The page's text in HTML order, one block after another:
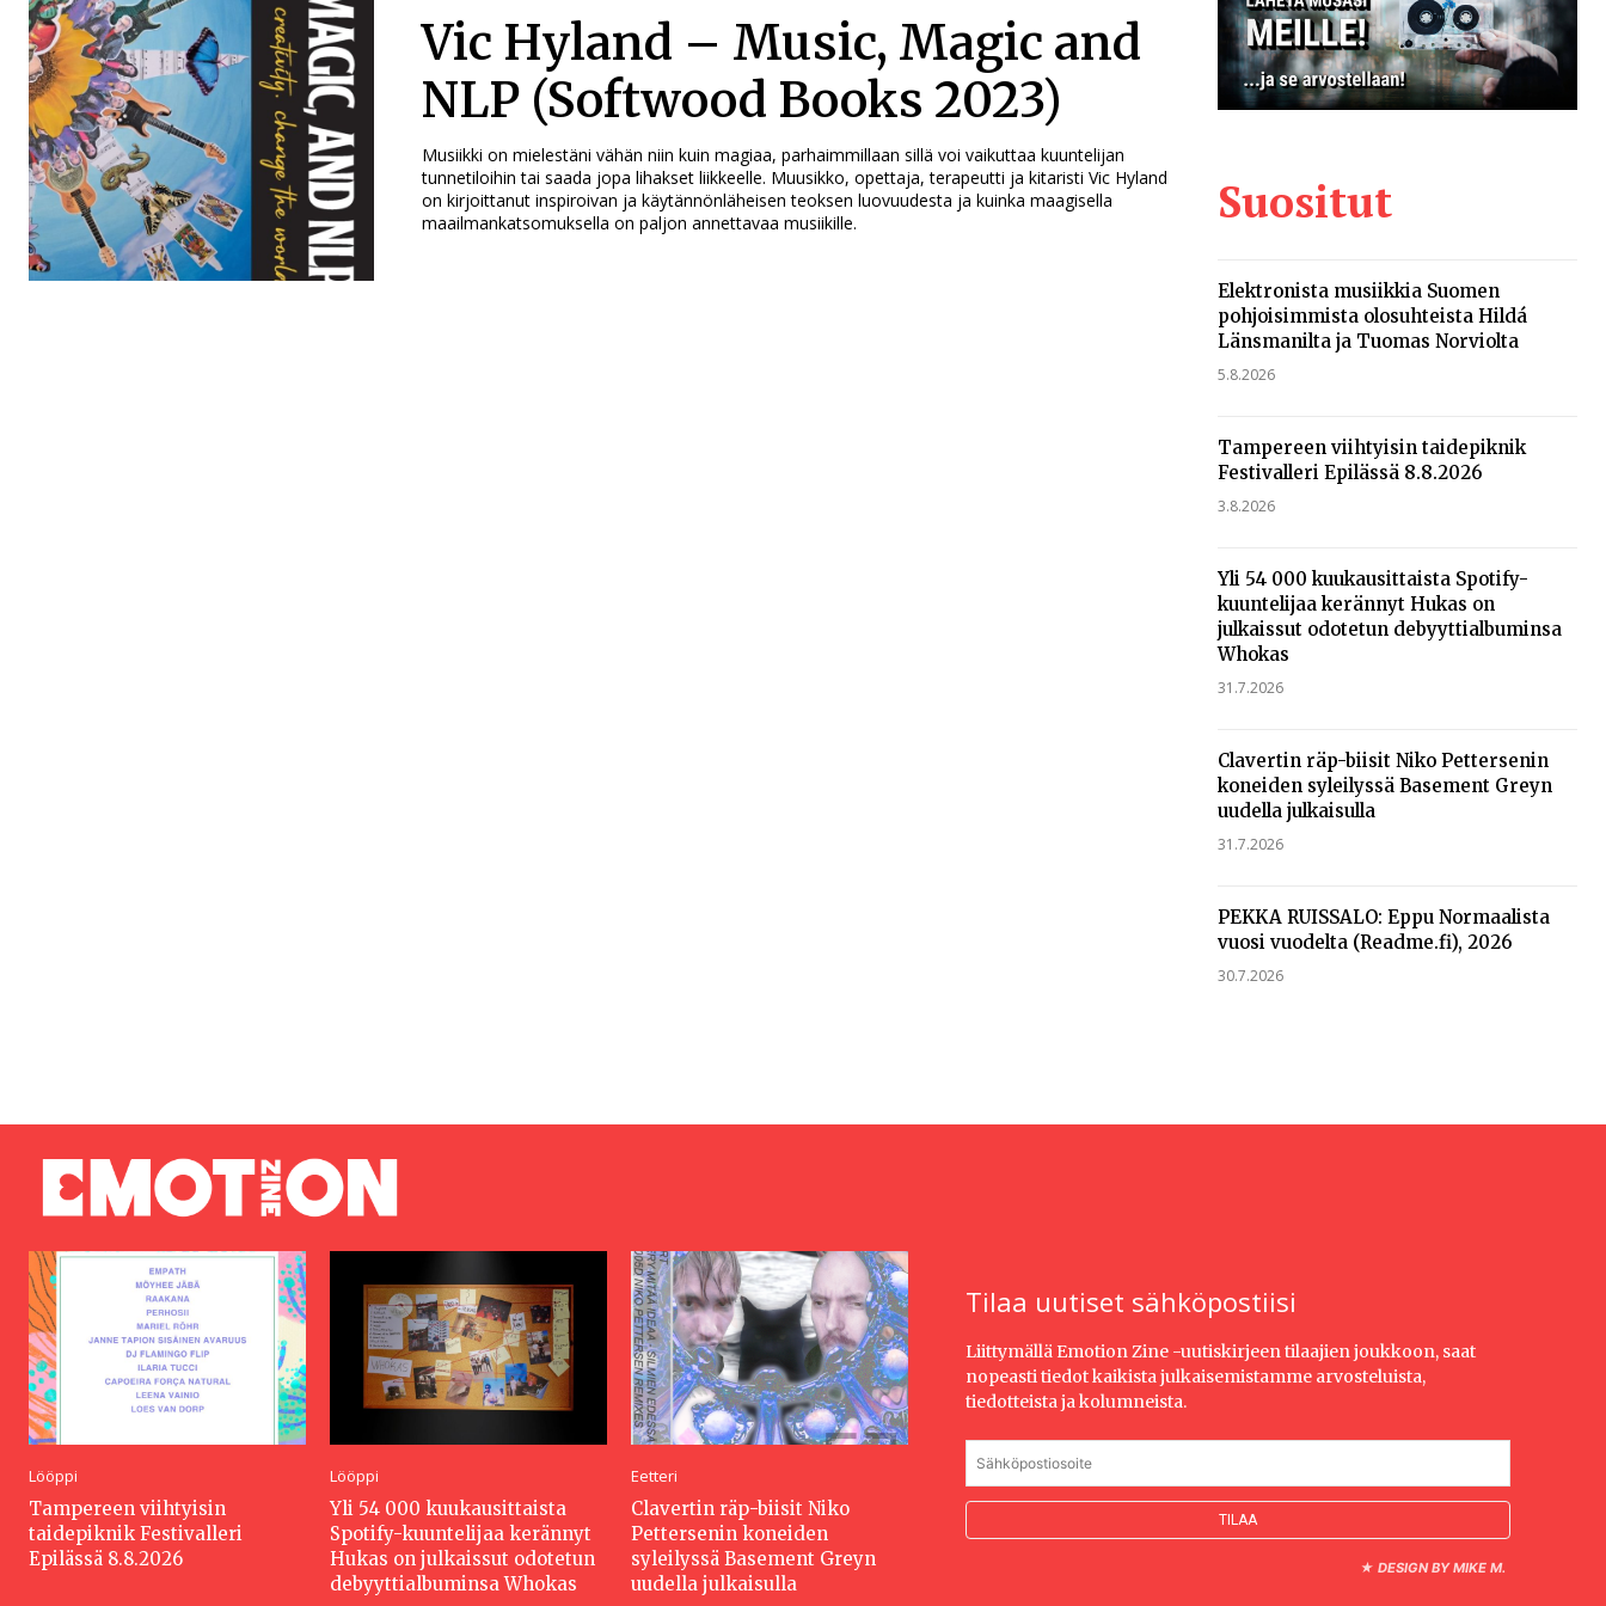
Vic Hyland – Music, Magic and
NLP (Softwood Books 2023)
Musiikki on mielestäni vähän niin kuin magiaa, parhaimmillaan sillä voi vaikuttaa kuuntelijan
tunnetiloihin tai saada jopa lihakset liikkeelle. Muusikko, opettaja, terapeutti ja kitaristi Vic Hyland
on kirjoittanut inspiroivan ja käytännönläheisen teoksen luovuudesta ja kuinka maagisella
maailmankatsomuksella on paljon annettavaa musiikille.
Suositut
Elektronista musiikkia Suomen
pohjoisimmista olosuhteista Hildá
Länsmanilta ja Tuomas Norviolta
5.8.2026
Tampereen viihtyisin taidepiknik
Festivalleri Epilässä 8.8.2026
3.8.2026
Yli 54 000 kuukausittaista Spotify-
kuuntelijaa kerännyt Hukas on
julkaissut odotetun debyyttialbuminsa
Whokas
31.7.2026
Clavertin räp-biisit Niko Pettersenin
koneiden syleilyssä Basement Greyn
uudella julkaisulla
31.7.2026
PEKKA RUISSALO: Eppu Normaalista
vuosi vuodelta (Readme.fi), 2026
30.7.2026
Lööppi
Tampereen viihtyisin
taidepiknik Festivalleri
Epilässä 8.8.2026
Lööppi
Yli 54 000 kuukausittaista
Spotify-kuuntelijaa kerännyt
Hukas on julkaissut odotetun
debyyttialbuminsa Whokas
Eetteri
Clavertin räp-biisit Niko
Pettersenin koneiden
syleilyssä Basement Greyn
uudella julkaisulla
Tilaa uutiset sähköpostiisi
Liittymällä Emotion Zine -uutiskirjeen tilaajien joukkoon, saat
nopeasti tiedot kaikista julkaisemistamme arvosteluista,
tiedotteista ja kolumneista.
★ DESIGN BY MIKE M.